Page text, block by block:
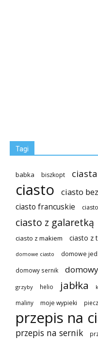
Tagi
babka biszkopt ciasta
ciasto ciasto
ciasto francuskie
ciasto z galaretką
ciasto z makiem ciasto z
domowe ciasto domowe
domowy sernik
grzyby helio jabłka
maliny moje wypieki
przepis na
przepis na sernik